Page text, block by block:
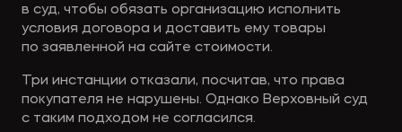
в суд, чтобы обязать организацию исполнить
условия договора и доставить ему товары
по заявленной на сайте стоимости. ‍
Три инстанции отказали, посчитав, что права
покупателя не нарушены. Однако Верховный суд
с таким подходом не согласился. ‍